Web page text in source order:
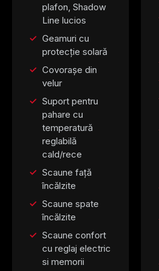
plafon, Shadow
Line lucios
Geamuri cu
protecție solară
Covorașe din
velur
Suport pentru
pahare cu
temperatură
reglabilă
cald/rece
Scaune față
încălzite
Scaune spate
încălzite
Scaune confort
cu reglaj electric
si memorii